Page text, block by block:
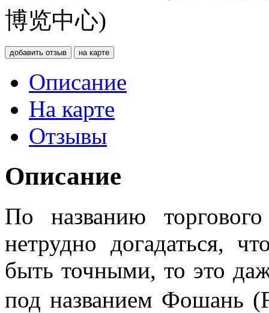
博览中心)
добавить отзыв на карте
Описание
На карте
Отзывы
Описание
По названию
нетрудно догадаться,
быть точными, то это
под названием Фошань